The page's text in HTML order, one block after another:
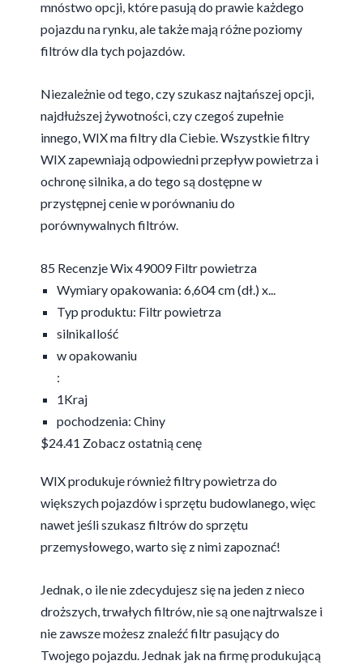
mnóstwo opcji, które pasują do prawie każdego
pojazdu na rynku, ale także mają różne poziomy
filtrów dla tych pojazdów.
Niezależnie od tego, czy szukasz najtańszej opcji,
najdłuższej żywotności, czy czegoś zupełnie
innego, WIX ma filtry dla Ciebie. Wszystkie filtry
WIX zapewniają odpowiedni przepływ powietrza i
ochronę silnika, a do tego są dostępne w
przystępnej cenie w porównaniu do
porównywalnych filtrów.
85 Recenzje Wix 49009 Filtr powietrza
Wymiary opakowania: 6,604 cm (dł.) x...
Typ produktu: Filtr powietrza
silnikaIlość
w opakowaniu
:
1Kraj
pochodzenia: Chiny
$24.41 Zobacz ostatnią cenę
WIX produkuje również filtry powietrza do
większych pojazdów i sprzętu budowlanego, więc
nawet jeśli szukasz filtrów do sprzętu
przemysłowego, warto się z nimi zapoznać!
Jednak, o ile nie zdecydujesz się na jeden z nieco
droższych, trwałych filtrów, nie są one najtrwalsze i
nie zawsze możesz znaleźć filtr pasujący do
Twojego pojazdu. Jednak jak na firmę produkującą